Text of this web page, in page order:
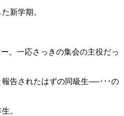
新学期。
。一応さっきの集会の主役だっ
告されたはずの同級生──･･･の
。